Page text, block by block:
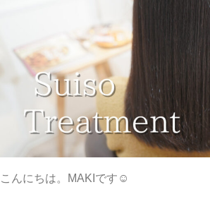
こんにちは。MAKIです☺︎